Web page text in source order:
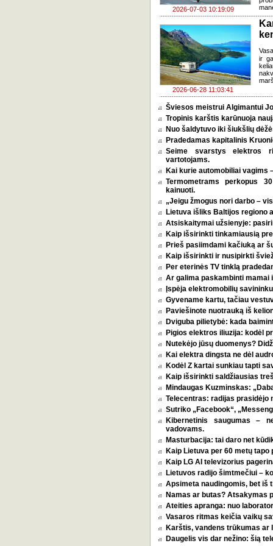
2026-07-03 10:19:09
2026-06-28 11:03:41
ir
Šviesos meistrui Algimantui
Tropinis karštis karūnuoja
Nuo šaldytuvo iki šiukšlių
Pradedamas kapitalinis
Seime svarstys elektros
vartotojams.
Kai kurie automobiliai vagims
Termometrams perkopus
kainuoti.
„Jeigu žmogus nori darbo –
Lietuva išliks Baltijos regiono
Atsiskaitymai užsienyje:
Kaip išsirinkti tinkamiausią
Prieš pasiimdami kačiuką ar
Kaip išsirinkti ir nusipirkti
Per eterinės TV tinklą
Ar galima paskambinti mamai
Įspėja elektromobilių
Gyvename kartu, tačiau
Paviešinote nuotrauką iš
Dviguba pilietybė: kada
Pigios elektros iliuzija: kodėl
Nutekėjo jūsų duomenys?
Kai elektra dingsta ne dėl
Kodėl Z kartai sunkiau tapti
Kaip išsirinkti saldžiausias
Mindaugas Kuzminskas:
Telecentras: radijas prasidėjo
Sutriko „Facebook“,
Kibernetinis saugumas –
vadovams.
Masturbacija: tai daro net
Kaip Lietuva per 60 metų
Kaip LG AI televizorius
Lietuvos radijo šimtmečiui –
Apsimeta naudingomis, bet iš
Namas ar butas? Atsakymas
Ateities apranga: nuo
Vasaros ritmas keičia vaikų
Karštis, vandens trūkumas ar
Daugelis vis dar nežino: šią